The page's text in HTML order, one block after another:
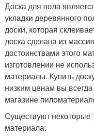
Доска для пола
укладки деревянного
доски, которая
доска сделана из
достоинствами этого
изготовлении не
материалы. Купить
низким ценам вы
магазине
Существуют некоторые
материала: